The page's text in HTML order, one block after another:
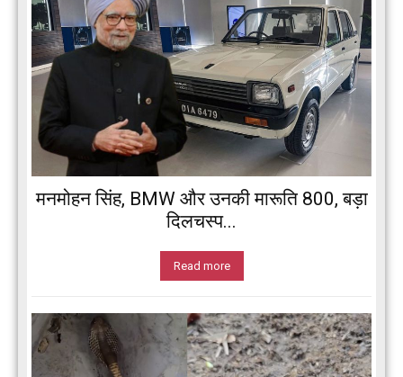
मनमोहन सिंह, BMW और उनकी मारूति 800, बड़ा
दिलचस्प...
Read more